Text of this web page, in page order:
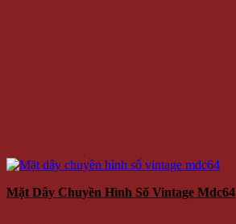
Mặt Dây Chuyền Hình Số Vintage Mdc64